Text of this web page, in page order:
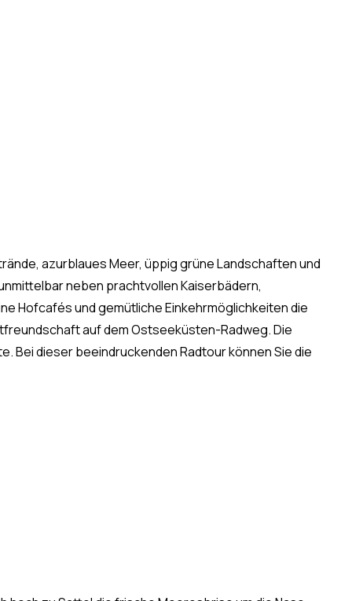
azurblaues Meer, üppig grüne Landschaften und
neben prachtvollen Kaiserbädern,
Hofcafés und gemütliche Einkehrmöglichkeiten die
auf dem Ostseeküsten-Radweg. Die
Bei dieser beeindruckenden Radtour können Sie die